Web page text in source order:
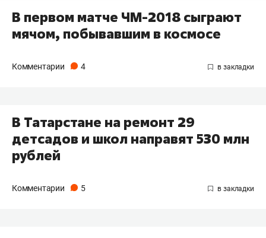
В первом матче ЧМ-2018 сыграют
мячом, побывавшим в космосе
Комментарии 4
В Татарстане на ремонт 29
детсадов и школ направят 530 млн
рублей
Комментарии 5